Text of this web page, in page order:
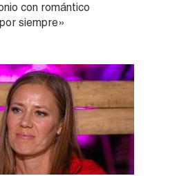
con romántico
siempre»